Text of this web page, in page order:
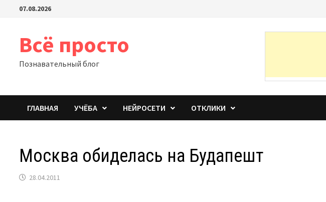
Перейти07.08.2026
Всё просто
Познавательный блог
ГЛАВНАЯ УЧЁБА НЕЙРОСЕТИ ОТКЛИКИ
Москва обиделась на Будапешт
28.04.2011